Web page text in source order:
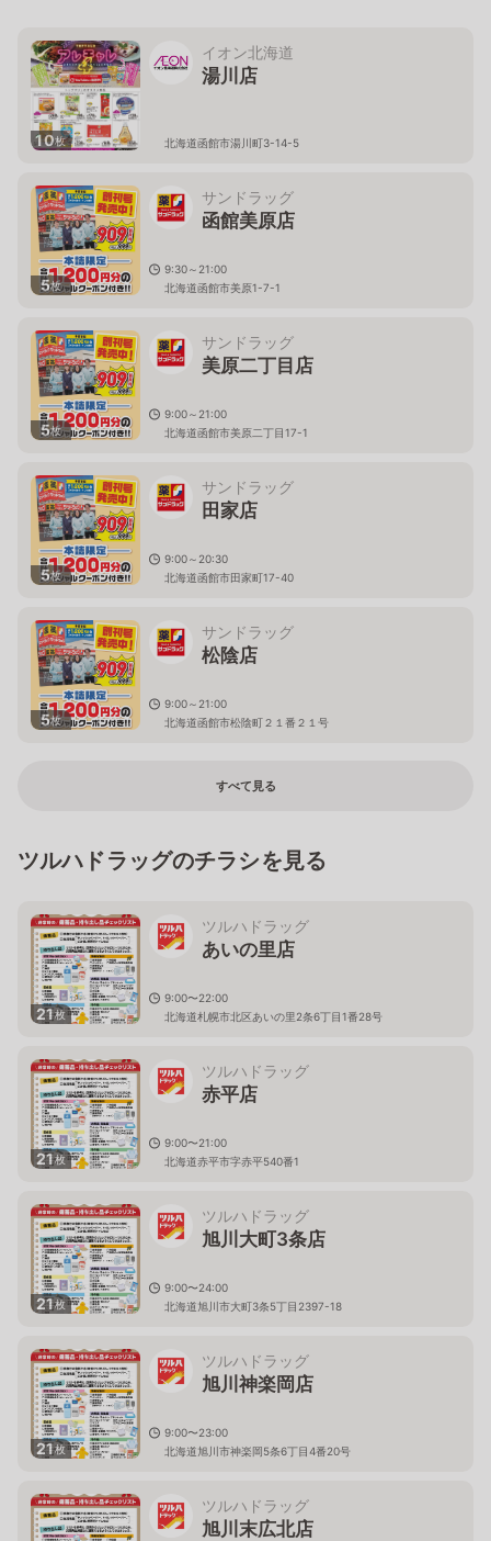
10枚
イオン北海道
湯川店
北海道函館市湯川町3-14-5
5枚
サンドラッグ
函館美原店
9:30～21:00
北海道函館市美原1-7-1
5枚
サンドラッグ
美原二丁目店
9:00～21:00
北海道函館市美原二丁目17-1
5枚
サンドラッグ
田家店
9:00～20:30
北海道函館市田家町17-40
5枚
サンドラッグ
松陰店
9:00～21:00
北海道函館市松陰町２１番２１号
すべて見る
ツルハドラッグのチラシを見る
21枚
ツルハドラッグ
あいの里店
9:00〜22:00
北海道札幌市北区あいの里2条6丁目1番28号
21枚
ツルハドラッグ
赤平店
9:00〜21:00
北海道赤平市字赤平540番1
21枚
ツルハドラッグ
旭川大町3条店
9:00〜24:00
北海道旭川市大町3条5丁目2397-18
21枚
ツルハドラッグ
旭川神楽岡店
9:00〜23:00
北海道旭川市神楽岡5条6丁目4番20号
ツルハドラッグ
旭川末広北店